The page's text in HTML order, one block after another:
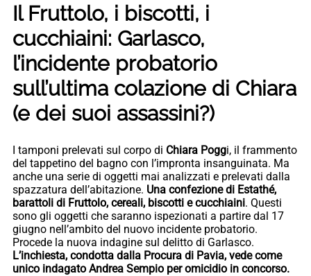
Il Fruttolo, i biscotti, i
cucchiaini: Garlasco,
l’incidente probatorio
sull’ultima colazione di Chiara
(e dei suoi assassini?)
I tamponi prelevati sul corpo di Chiara Poggi, il frammento
del tappetino del bagno con l’impronta insanguinata. Ma
anche una serie di oggetti mai analizzati e prelevati dalla
spazzatura dell’abitazione. Una confezione di Estathé,
barattoli di Fruttolo, cereali, biscotti e cucchiaini. Questi
sono gli oggetti che saranno ispezionati a partire dal 17
giugno nell’ambito del nuovo incidente probatorio.
Procede la nuova indagine sul delitto di Garlasco.
L’inchiesta, condotta dalla Procura di Pavia, vede come
unico indagato Andrea Sempio per omicidio in concorso.